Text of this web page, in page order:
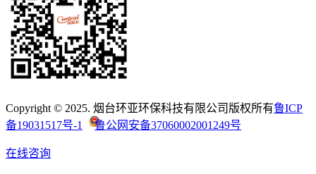
Copyright © 2025. 烟台环亚环保科技有限公司版权所有鲁ICP
备19031517号-1
鲁公网安备37060002001249号
在线咨询